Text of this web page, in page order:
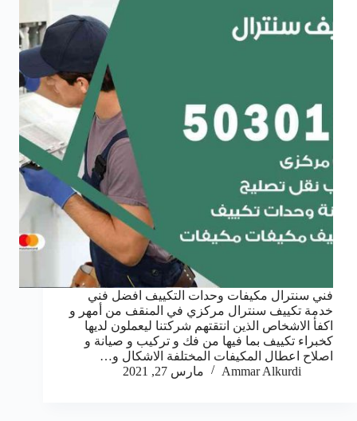
فني سنترال مكيفات وحدات التكييف افضل فني
خدمة تكييف سنترال مركزي في المنقف من أمهر و
اكفأ الاشخاص الذين انتقتهم شركتنا ليعملون لديها
كخبراء تكييف بما فيها من فك و تركيب و صيانة و
اصلاح اعطال المكيفات المختلفة الاشكال و…
Ammar Alkurdi
مارس 27, 2021